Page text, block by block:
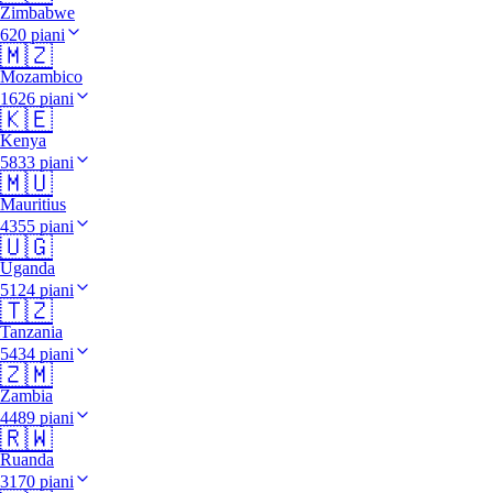
Zimbabwe
620 piani
🇲🇿
Mozambico
1626 piani
🇰🇪
Kenya
5833 piani
🇲🇺
Mauritius
4355 piani
🇺🇬
Uganda
5124 piani
🇹🇿
Tanzania
5434 piani
🇿🇲
Zambia
4489 piani
🇷🇼
Ruanda
3170 piani